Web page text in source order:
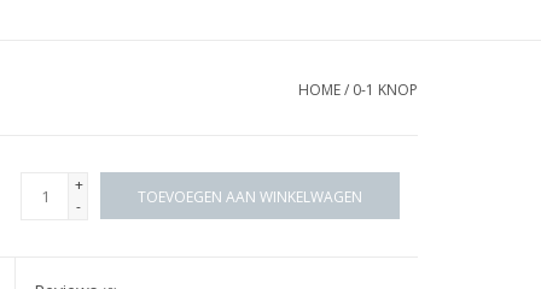
HOME/ 0-1 KNOP
+
-
TOEVOEGEN AAN WINKELWAGEN